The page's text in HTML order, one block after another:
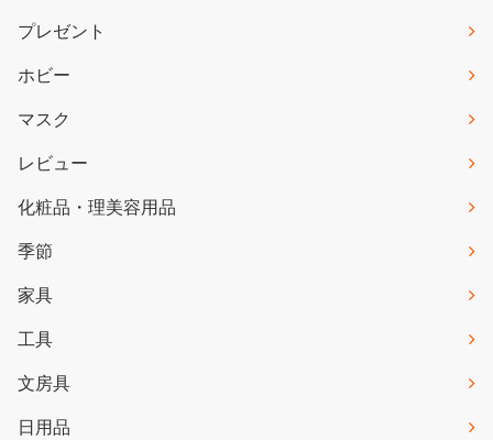
プレゼント
ホビー
マスク
レビュー
化粧品・理美容用品
季節
家具
工具
文房具
日用品